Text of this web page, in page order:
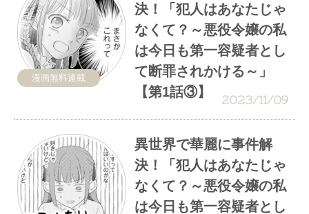
漫画無料連載
決！「犯人はあなたじゃ
なくて？～悪役令嬢の私
は今日も第一容疑者とし
て断罪されかける～」
【第1話③】
2023/11/09
異世界で華麗に事件解
決！「犯人はあなたじゃ
なくて？～悪役令嬢の私
は今日も第一容疑者とし